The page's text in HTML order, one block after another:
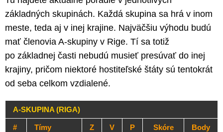
základných skupinách. Každá skupina sa hrá v inom
meste, teda aj v inej krajine. Najväčšiu výhodu budú
mať členovia A-skupiny v Rige. Tí sa totiž
po základnej časti nebudú musieť presúvať do inej
krajiny, pričom niektoré hostiteľské štáty sú tentokrát
od seba celkom vzdialené.
A-SKUPINA (RIGA)
# Tímy Z V P Skóre Body